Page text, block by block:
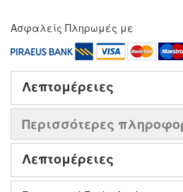
Ασφαλείς Πληρωμές με
Λεπτομέρειες
Περισσότερες
Λεπτομέρειες